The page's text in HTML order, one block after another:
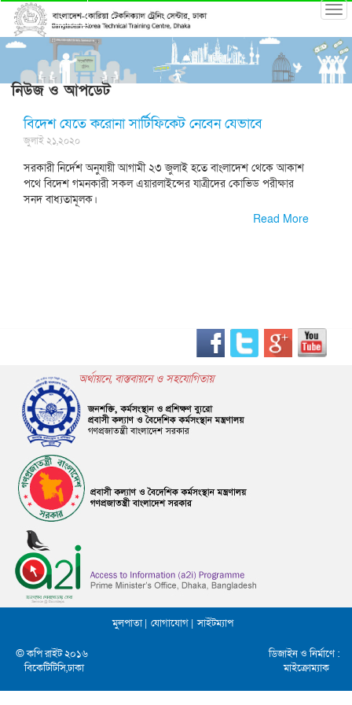
নিউজ ও আপডেট
বিদেশ যেতে করোনা সার্টিফিকেট নেবেন যেভাবে
জুলাই ২১,২০২০
সরকারী নির্দেশ অনুযায়ী আগামী ২৩ জুলাই হতে বাংলাদেশ থেকে আকাশ
পথে বিদেশ গমনকারী সকল এয়ারলাইন্সের যাত্রীদের কোভিড পরীক্ষার
সনদ বাধ্যতামূলক।
Read More
অর্থায়নে, বাস্তবায়নে ও সহযোগিতায়
মুলপাতা | যোগাযোগ | সাইটম্যাপ
© কপি রাইট ২০১৬
বিকেটিটিসি,ঢাকা
ডিজাইন ও নির্মাণে :
মাইক্রোম্যাক